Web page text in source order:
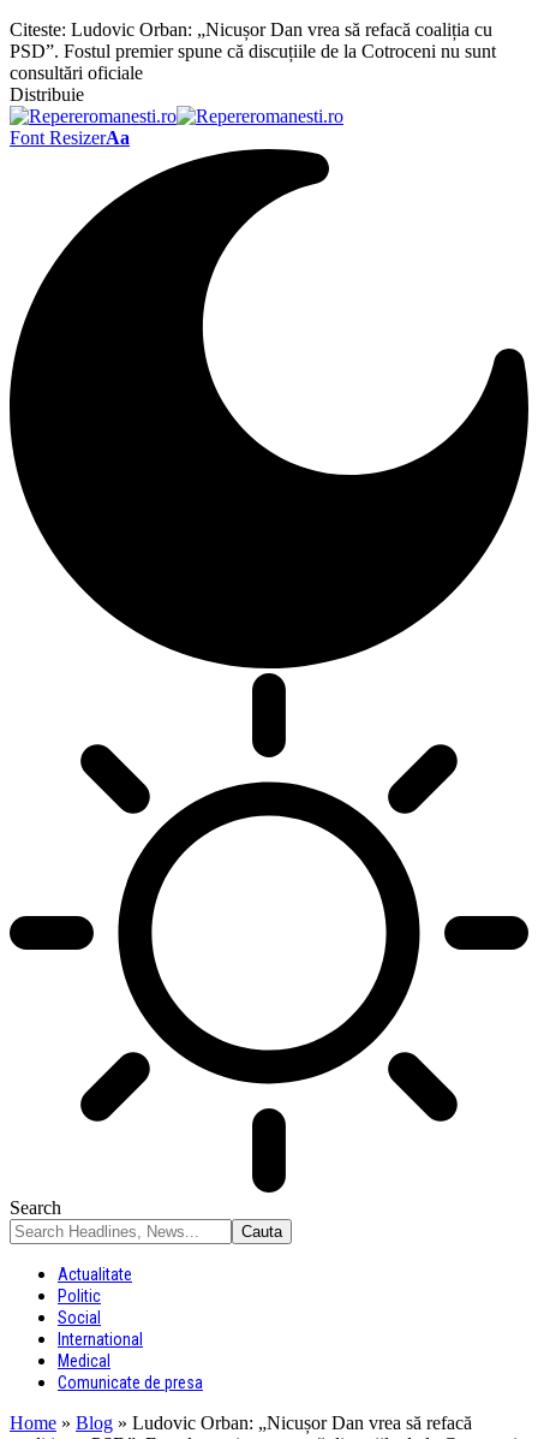
Citeste: Ludovic Orban: „Nicușor Dan vrea să refacă coaliția cu
PSD”. Fostul premier spune că discuțiile de la Cotroceni nu sunt
consultări oficiale
Distribuie
Font ResizerAa
Search
Actualitate
Politic
Social
International
Medical
Comunicate de presa
Home » Blog » Ludovic Orban: „Nicușor Dan vrea să refacă